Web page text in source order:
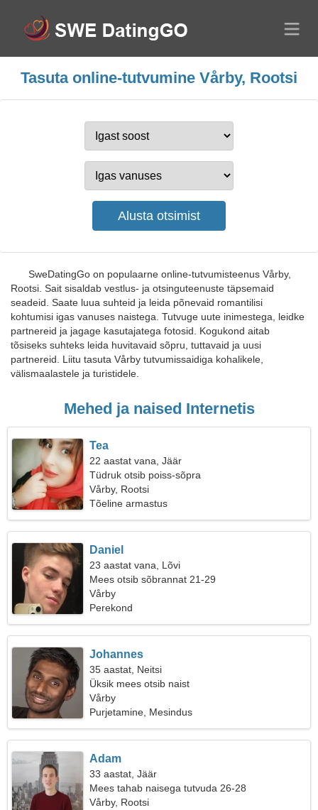
Tasuta online-tutvumine Vårby, Rootsi
SweDatingGo on populaarne online-tutvumisteenus Vårby,
Rootsi. Sait sisaldab vestlus- ja otsinguteenuste täpsemaid
seadeid. Saate luua suhteid ja leida põnevaid romantilisi
kohtumisi igas vanuses naistega. Tutvuge uute inimestega, leidke
partnereid ja jagage kasutajatega fotosid. Kogukond aitab
tõsiseks suhteks leida huvitavaid sõpru, tuttavaid ja uusi
partnereid. Liitu tasuta Vårby tutvumissaidiga kohalikele,
välismaalastele ja turistidele.
Mehed ja naised Internetis
Tea
22 aastat vana, Jäär
Tüdruk otsib poiss-sõpra
Vårby, Rootsi
Tõeline armastus
Daniel
23 aastat vana, Lõvi
Mees otsib sõbrannat 21-29
Vårby
Perekond
Johannes
35 aastat, Neitsi
Üksik mees otsib naist
Vårby
Purjetamine, Mesindus
Adam
33 aastat, Jäär
Mees tahab naisega tutvuda 26-28
Vårby, Rootsi